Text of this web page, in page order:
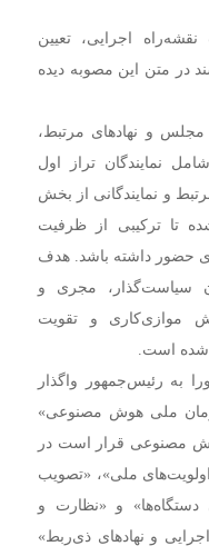
اجرایی، تعیین
در متن این مصوبه دیده
و نهادهای مرتبط،
نمایندگان تراز اول
و نمایندگانی از بخش
تا ترکیبی از ظرفیت
حضور داشته باشد. هدف
سیاست‌گذار، مجری و
موازی‌کاری و تقویت
شده است.
به رئیس‌جمهور واگذار
ملی هوش مصنوعی»
مصنوعی قرار است در
ملی»، «تصویب
دستگاه‌ها» و «نظارت و
و نهادهای ذی‌ربط»